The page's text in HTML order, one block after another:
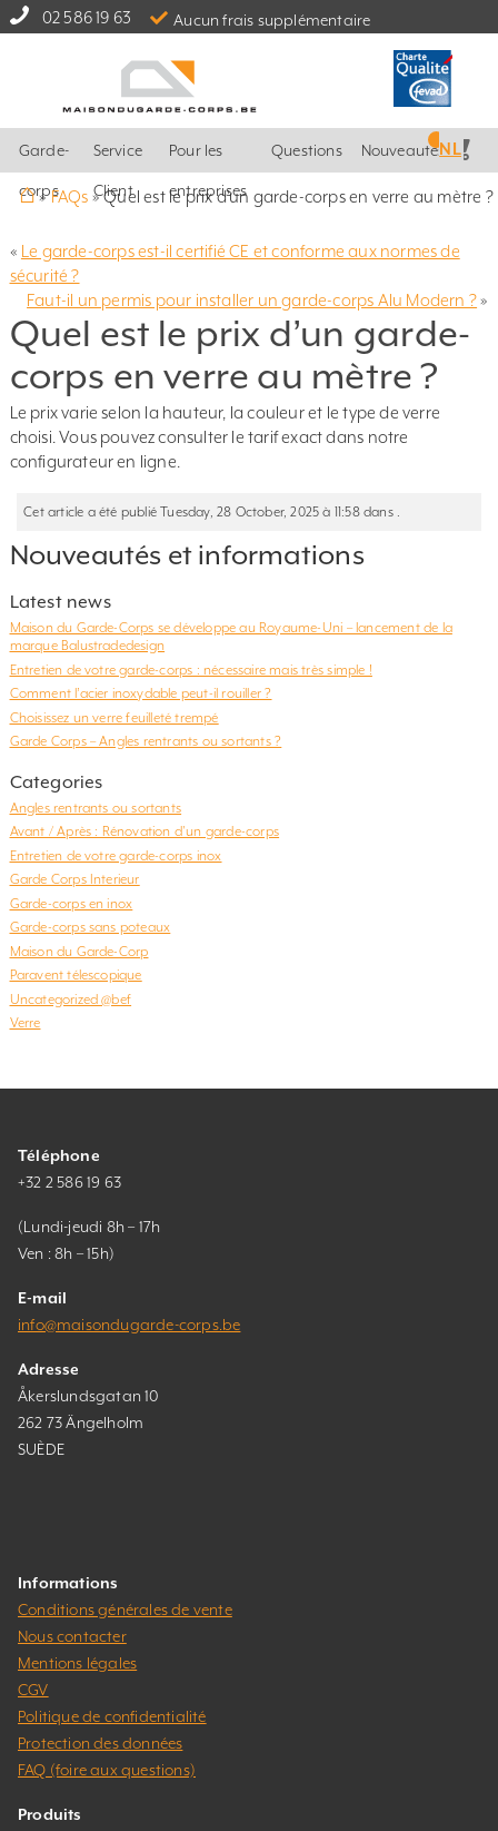
02 586 19 63 Aucun frais supplémentaire
Garde-
corps
Service
Client
Pour les
entreprises
Questions NouveautésNL
⌂»FAQs »Quel est le prix d’un garde-corps en verre au mètre ?
« Le garde-corps est-il certifié CE et conforme aux normes de
sécurité ?
Faut-il un permis pour installer un garde-corps Alu Modern ?»
Quel est le prix d’un garde-
corps en verre au mètre ?
Le prix varie selon la hauteur, la couleur et le type de verre
choisi. Vous pouvez consulter le tarif exact dans notre
configurateur en ligne.
Cet article a été publié Tuesday, 28 October, 2025 à 11:58 dans .
Nouveautés et informations
Latest news
Maison du Garde-Corps se développe au Royaume-Uni – lancement de la
marque Balustradedesign
Entretien de votre garde-corps : nécessaire mais très simple !
Comment l’acier inoxydable peut-il rouiller ?
Choisissez un verre feuilleté trempé
Garde Corps – Angles rentrants ou sortants ?
Categories
Angles rentrants ou sortants
Avant / Après : Rénovation d'un garde-corps
Entretien de votre garde-corps inox
Garde Corps Interieur
Garde-corps en inox
Garde-corps sans poteaux
Maison du Garde-Corp
Paravent télescopique
Uncategorized @bef
Verre
Téléphone
+32 2 586 19 63
(Lundi-jeudi 8h – 17h
Ven : 8h – 15h)
E-mail
info@maisondugarde-corps.be
Adresse
Åkerslundsgatan 10
262 73 Ängelholm
SUÈDE
Informations
Conditions générales de vente
Nous contacter
Mentions légales
CGV
Politique de confidentialité
Protection des données
FAQ (foire aux questions)
Produits